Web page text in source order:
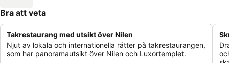
Bra att veta
Takrestaurang med utsikt över Nilen
Njut av lokala och internationella rätter på takrestaurangen,
som har panoramautsikt över Nilen och Luxortemplet.